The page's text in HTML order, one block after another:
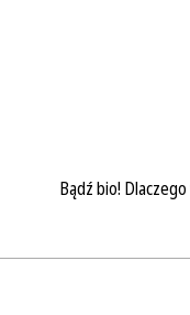
Bądź bio!